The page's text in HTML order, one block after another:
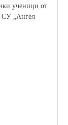
ученици от
СУ „Ангел